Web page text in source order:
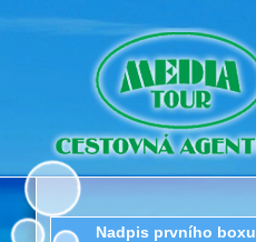
Nadpis prvního boxu